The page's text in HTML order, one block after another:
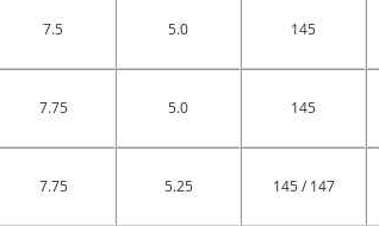
7.5 5.0 145
7.75 5.0 145
7.75 5.25 145 / 147